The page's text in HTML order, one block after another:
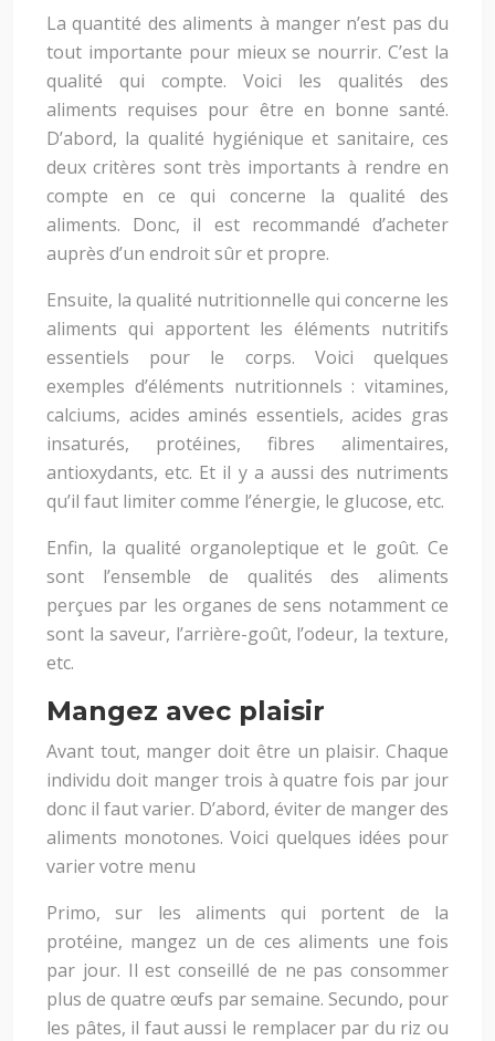
La quantité des aliments à manger n’est pas du
tout importante pour mieux se nourrir. C’est la
qualité qui compte. Voici les qualités des
aliments requises pour être en bonne santé.
D’abord, la qualité hygiénique et sanitaire, ces
deux critères sont très importants à rendre en
compte en ce qui concerne la qualité des
aliments. Donc, il est recommandé d’acheter
auprès d’un endroit sûr et propre.
Ensuite, la qualité nutritionnelle qui concerne les
aliments qui apportent les éléments nutritifs
essentiels pour le corps. Voici quelques
exemples d’éléments nutritionnels : vitamines,
calciums, acides aminés essentiels, acides gras
insaturés, protéines, fibres alimentaires,
antioxydants, etc. Et il y a aussi des nutriments
qu’il faut limiter comme l’énergie, le glucose, etc.
Enfin, la qualité organoleptique et le goût. Ce
sont l’ensemble de qualités des aliments
perçues par les organes de sens notamment ce
sont la saveur, l’arrière-goût, l’odeur, la texture,
etc.
Mangez avec plaisir
Avant tout, manger doit être un plaisir. Chaque
individu doit manger trois à quatre fois par jour
donc il faut varier. D’abord, éviter de manger des
aliments monotones. Voici quelques idées pour
varier votre menu
Primo, sur les aliments qui portent de la
protéine, mangez un de ces aliments une fois
par jour. Il est conseillé de ne pas consommer
plus de quatre œufs par semaine. Secundo, pour
les pâtes, il faut aussi le remplacer par du riz ou